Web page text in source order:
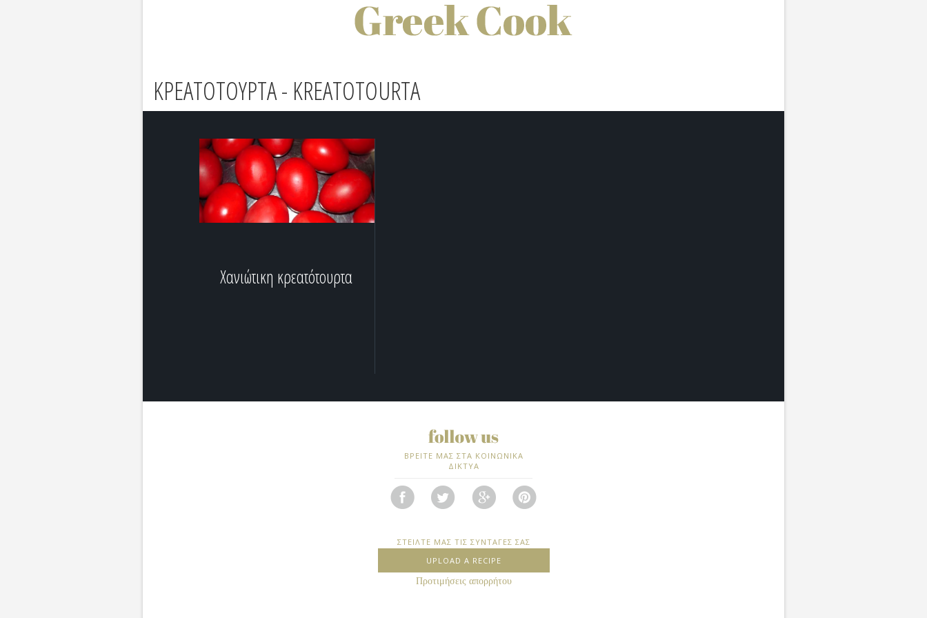
ΚΡΕΑΤΟΤΟΥΡΤΑ - KREATOTOURTA
Χανιώτικη κρεατότουρτα
ΒΡΕΙΤΕ ΜΑΣ ΣΤΑ ΚΟΙΝΩΝΙΚΑ
ΔΙΚΤΥΑ
ΣΤΕΙΛΤΕ ΜΑΣ ΤΙΣ ΣΥΝΤΑΓΕΣ ΣΑΣ
UPLOAD A RECIPE
Προτιμήσεις απορρήτου